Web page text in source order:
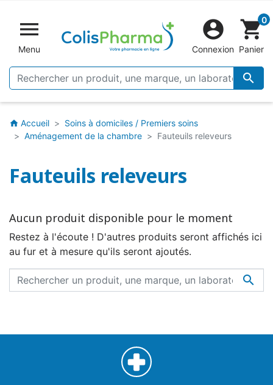

Menu


Connexion
shopping_cart0
Panier
home Accueil
Soins à domiciles / Premiers soins
Aménagement de la chambre
Fauteuils releveurs
Fauteuils releveurs
Aucun produit disponible pour le moment
Restez à l'écoute ! D'autres produits seront affichés ici
au fur et à mesure qu'ils seront ajoutés.
